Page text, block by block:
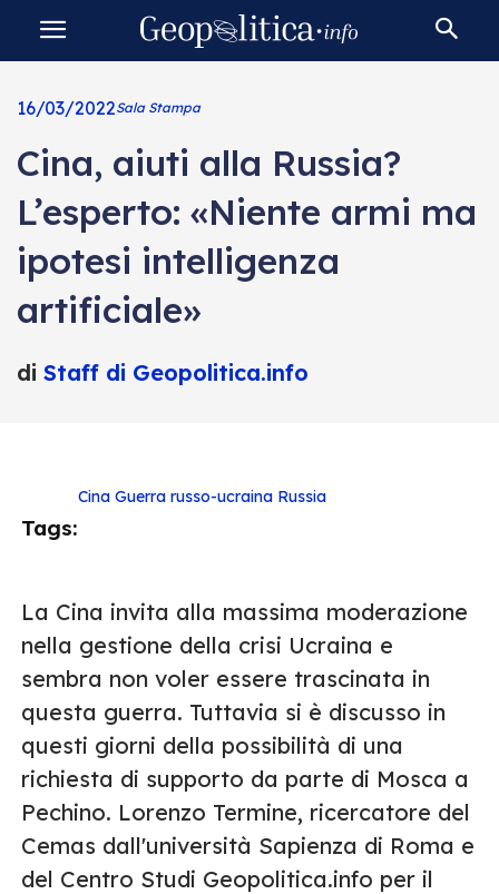
16/03/2022Sala Stampa
Cina, aiuti alla Russia?
L’esperto: «Niente armi ma
ipotesi intelligenza
artificiale»
di Staff di Geopolitica.info
Tags:
Cina Guerra russo-ucraina Russia
La Cina invita alla massima moderazione
nella gestione della crisi Ucraina e
sembra non voler essere trascinata in
questa guerra. Tuttavia si è discusso in
questi giorni della possibilità di una
richiesta di supporto da parte di Mosca a
Pechino. Lorenzo Termine, ricercatore del
Cemas dall'università Sapienza di Roma e
del Centro Studi Geopolitica.info per il